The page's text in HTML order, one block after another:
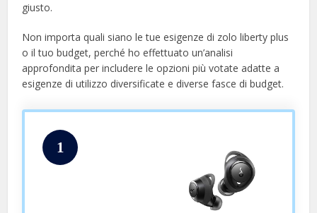
giusto.
Non importa quali siano le tue esigenze di zolo liberty plus
o il tuo budget, perché ho effettuato un’analisi
approfondita per includere le opzioni più votate adatte a
esigenze di utilizzo diversificate e diverse fasce di budget.
1